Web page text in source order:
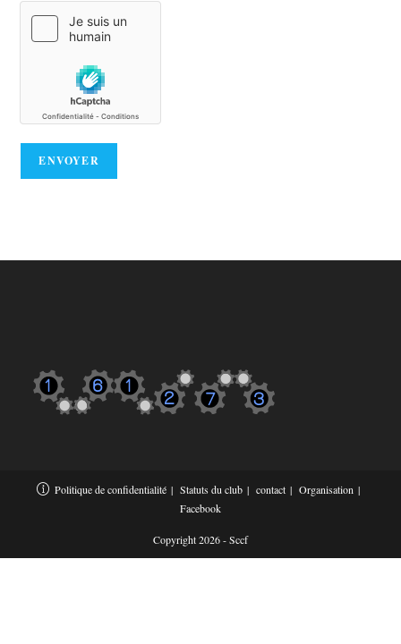
Politique de confidentialité Statuts du club contact
Organisation
Facebook
Copyright 2026 - Sccf